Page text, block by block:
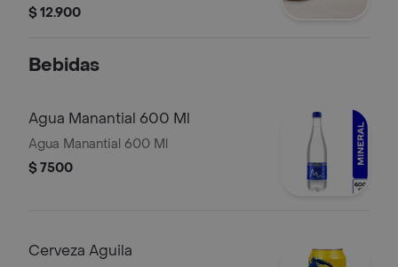
espolvoreado y glaseado Domino's
$ 12.900
Bebidas
Agua Manantial 600 Ml
Agua Manantial 600 Ml
$ 7500
Cerveza Aguila